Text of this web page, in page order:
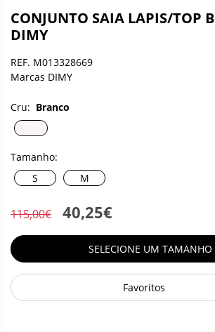
CONJUNTO SAIA LAPIS/TOP
DIMY
REF. M013328669
Marcas DIMY
Cru: Branco
Tamanho:
S
M
115,00€ 40,25€
SELECIONE UM TAMANHO
Favoritos